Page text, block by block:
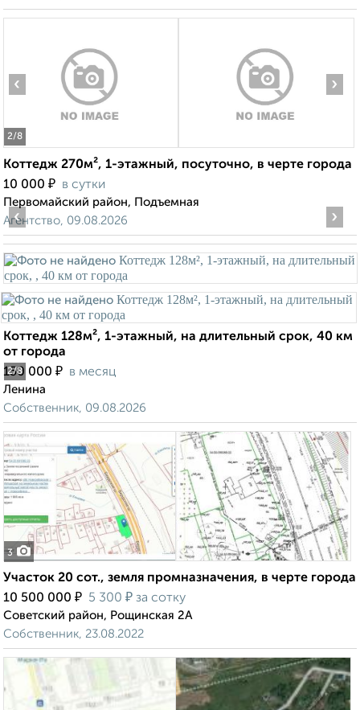
2/8
‹ ›
Коттедж 270м², 1-этажный, посуточно, в черте города
10 000 ₽ в сутки
Первомайский район, Подъемная
Агентство, 09.08.2026
2/8
‹ ›
Коттедж 128м², 1-этажный, на длительный срок, 40 км
от города
150 000 ₽ в месяц
Ленина
Собственник, 09.08.2026
3
Участок 20 сот., земля промназначения, в черте города
10 500 000 ₽ 5 300 ₽ за сотку
Советский район, Рощинская 2А
Собственник, 23.08.2022